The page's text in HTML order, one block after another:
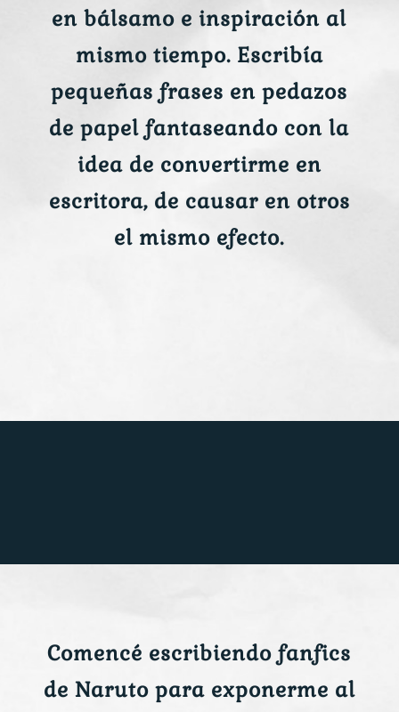
en bálsamo e inspiración al
mismo tiempo. Escribía
pequeñas frases en pedazos
de papel fantaseando con la
idea de convertirme en
escritora, de causar en otros
el mismo efecto.
Comencé escribiendo fanfics
de Naruto para exponerme al